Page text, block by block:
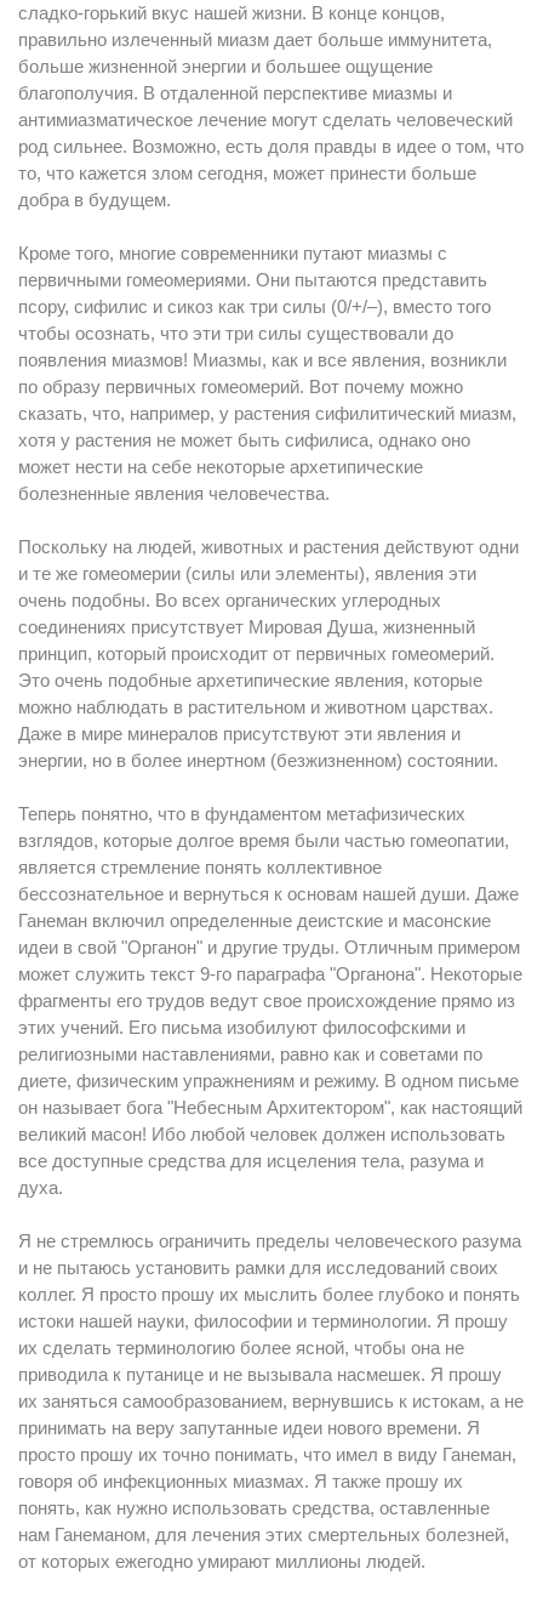
сладко-горький вкус нашей жизни. В конце концов,
правильно излеченный миазм дает больше иммунитета,
больше жизненной энергии и большее ощущение
благополучия. В отдаленной перспективе миазмы и
антимиазматическое лечение могут сделать человеческий
род сильнее. Возможно, есть доля правды в идее о том, что
то, что кажется злом сегодня, может принести больше
добра в будущем.
Кроме того, многие современники путают миазмы с
первичными гомеомериями. Они пытаются представить
псору, сифилис и сикоз как три силы (0/+/–), вместо того
чтобы осознать, что эти три силы существовали до
появления миазмов! Миазмы, как и все явления, возникли
по образу первичных гомеомерий. Вот почему можно
сказать, что, например, у растения сифилитический миазм,
хотя у растения не может быть сифилиса, однако оно
может нести на себе некоторые архетипические
болезненные явления человечества.
Поскольку на людей, животных и растения действуют одни
и те же гомеомерии (силы или элементы), явления эти
очень подобны. Во всех органических углеродных
соединениях присутствует Мировая Душа, жизненный
принцип, который происходит от первичных гомеомерий.
Это очень подобные архетипические явления, которые
можно наблюдать в растительном и животном царствах.
Даже в мире минералов присутствуют эти явления и
энергии, но в более инертном (безжизненном) состоянии.
Теперь понятно, что в фундаментом метафизических
взглядов, которые долгое время были частью гомеопатии,
является стремление понять коллективное
бессознательное и вернуться к основам нашей души. Даже
Ганеман включил определенные деистские и масонские
идеи в свой "Органон" и другие труды. Отличным примером
может служить текст 9-го параграфа "Органона". Некоторые
фрагменты его трудов ведут свое происхождение прямо из
этих учений. Его письма изобилуют философскими и
религиозными наставлениями, равно как и советами по
диете, физическим упражнениям и режиму. В одном письме
он называет бога "Небесным Архитектором", как настоящий
великий масон! Ибо любой человек должен использовать
все доступные средства для исцеления тела, разума и
духа.
Я не стремлюсь ограничить пределы человеческого разума
и не пытаюсь установить рамки для исследований своих
коллег. Я просто прошу их мыслить более глубоко и понять
истоки нашей науки, философии и терминологии. Я прошу
их сделать терминологию более ясной, чтобы она не
приводила к путанице и не вызывала насмешек. Я прошу
их заняться самообразованием, вернувшись к истокам, а не
принимать на веру запутанные идеи нового времени. Я
просто прошу их точно понимать, что имел в виду Ганеман,
говоря об инфекционных миазмах. Я также прошу их
понять, как нужно использовать средства, оставленные
нам Ганеманом, для лечения этих смертельных болезней,
от которых ежегодно умирают миллионы людей.